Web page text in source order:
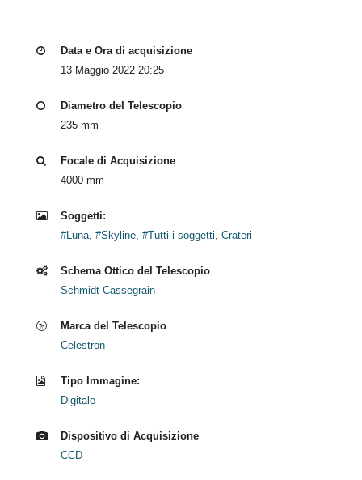
Data e Ora di acquisizione
13 Maggio 2022 20:25
Diametro del Telescopio
235 mm
Focale di Acquisizione
4000 mm
Soggetti:
#Luna #Skyline #Tutti i soggetti Crateri
Schema Ottico del Telescopio
Schmidt-Cassegrain
Marca del Telescopio
Celestron
Tipo Immagine:
Digitale
Dispositivo di Acquisizione
CCD